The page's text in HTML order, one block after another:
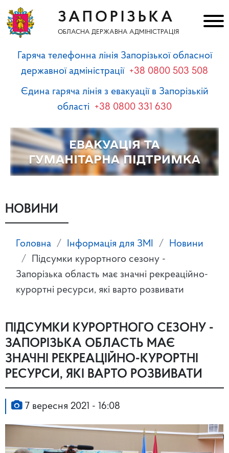
ЗАПОРІЗЬКА
ОБЛАСНА ДЕРЖАВНА АДМІНІСТРАЦІЯ
Гаряча телефонна лінія Запорізької обласної
державної адміністрації +38 0800 503 508
Єдина гаряча лінія з евакуації в Запорізькій
області +38 0800 331 630
НОВИНИ
Головна Інформація для ЗМІ
Новини
Підсумки курортного сезону -
Запорізька область має значні рекреаційно-
курортні ресурси, які варто розвивати
ПІДСУМКИ КУРОРТНОГО СЕЗОНУ -
ЗАПОРІЗЬКА ОБЛАСТЬ МАЄ
ЗНАЧНІ РЕКРЕАЦІЙНО-КУРОРТНІ
РЕСУРСИ, ЯКІ ВАРТО РОЗВИВАТИ
7 вересня 2021 - 16:08